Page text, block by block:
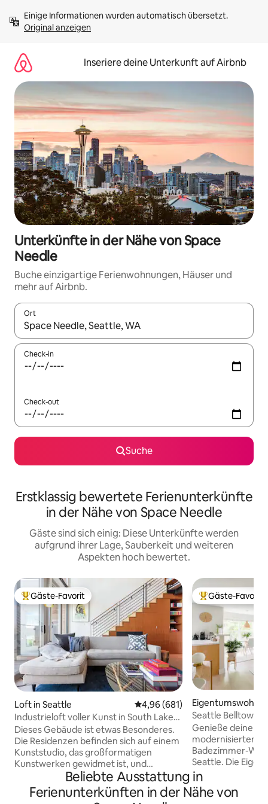
Inhalten
springenOriginal anzeigen
Inseriere deine Unterkunft auf Airbnb
Unterkünfte in der Nähe von Space
Needle
Buche einzigartige Ferienwohnungen, Häuser und
mehr auf Airbnb.
Ort
Wenn Ergebnisse verfügbar sind, navigiere mit den
Check-in
Check-out
Suche
Erstklassig bewertete Ferienunterkünfte
in der Nähe von Space Needle
Gäste sind sich einig: Diese Unterkünfte werden
aufgrund ihrer Lage, Sauberkeit und weiteren
Aspekten hoch bewertet.
Beliebter Gäste-Favorit.
Gäste-Favorit
Loft in Seattle Durchschnittliche Bewertung:
4,96 (681)
Industrieloft voller Kunst in South Lake
Union
Dieses Gebäude ist etwas Besonderes.
Die Residenzen befinden sich auf einem
Kunststudio, das großformatigen
Kunstwerken gewidmet ist, und
unterstützen die Mission von Mad Art.
Als eines von zehn 2-stöckigen Lofts
verfügt es über 70 Quadratmeter sowie
Beliebter Gäste-
Gäste-Favorit
tle
Seattle Belltown
Parkplatz 99 Walk
Genieße deinen
modernisierten
Badezimmer-
Seattle. Die Eigentumswohnung verfügt
über 1
Bett, ein
ausgestattete
Beliebte Ausstattung in
Ferienunterkünften in der Nähe von